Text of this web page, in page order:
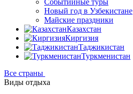
Событийные туры
Новый год в Узбекистане
Майские праздники
Казахстан
Киргизия
Таджикистан
Туркменистан
Все страны
Виды отдыха